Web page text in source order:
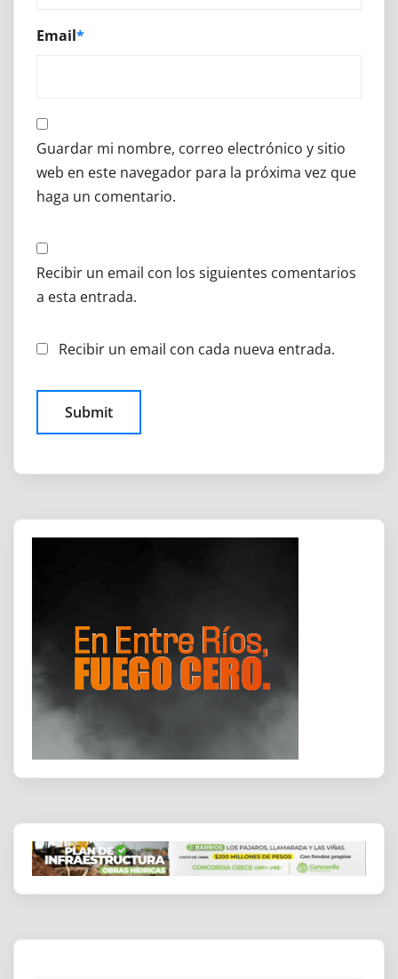
Email*
Guardar mi nombre, correo electrónico y sitio
web en este navegador para la próxima vez que
haga un comentario.
Recibir un email con los siguientes comentarios
a esta entrada.
Recibir un email con cada nueva entrada.